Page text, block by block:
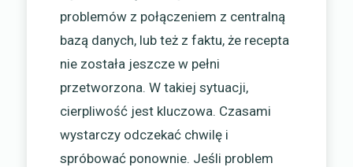
problemów z połączeniem z centralną
bazą danych, lub też z faktu, że recepta
nie została jeszcze w pełni
przetworzona. W takiej sytuacji,
cierpliwość jest kluczowa. Czasami
wystarczy odczekać chwilę i
spróbować ponownie. Jeśli problem